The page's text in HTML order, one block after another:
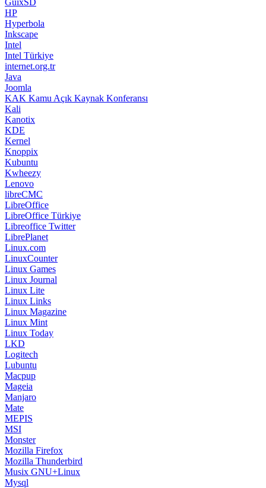
HP
Hyperbola
Inkscape
Intel
Intel Türkiye
internet.org.tr
Java
Joomla
KAK Kamu Açık Kaynak Konferansı
Kali
Kanotix
KDE
Kernel
Knoppix
Kubuntu
Kwheezy
Lenovo
libreCMC
LibreOffice
LibreOffice Türkiye
Libreoffice Twitter
LibrePlanet
Linux.com
LinuxCounter
Linux Games
Linux Journal
Linux Lite
Linux Links
Linux Magazine
Linux Mint
Linux Today
LKD
Logitech
Lubuntu
Macpup
Mageia
Manjaro
Mate
MEPIS
MSI
Monster
Mozilla Firefox
Mozilla Thunderbird
Musix GNU+Linux
Mysql